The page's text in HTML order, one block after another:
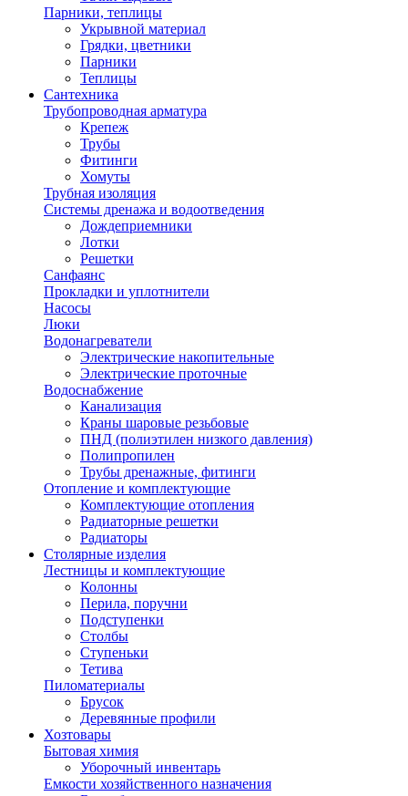
Парники, теплицы
Укрывной материал
Грядки, цветники
Парники
Теплицы
Сантехника
Трубопроводная арматура
Крепеж
Трубы
Фитинги
Хомуты
Трубная изоляция
Системы дренажа и водоотведения
Дождеприемники
Лотки
Решетки
Санфаянс
Прокладки и уплотнители
Насосы
Люки
Водонагреватели
Электрические накопительные
Электрические проточные
Водоснабжение
Канализация
Краны шаровые резьбовые
ПНД (полиэтилен низкого давления)
Полипропилен
Трубы дренажные, фитинги
Отопление и комплектующие
Комплектующие отопления
Радиаторные решетки
Радиаторы
Столярные изделия
Лестницы и комплектующие
Колонны
Перила, поручни
Подступенки
Столбы
Ступеньки
Тетива
Пиломатериалы
Брусок
Деревянные профили
Хозтовары
Бытовая химия
Уборочный инвентарь
Емкости хозяйственного назначения